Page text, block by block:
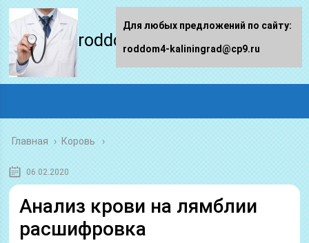
roddom4-kaliningrad.ru
Главная › Коровь
06.02.2020
Анализ крови на лямблии
расшифровка
Для любых предложений по сайту:
roddom4-kaliningrad@cp9.ru